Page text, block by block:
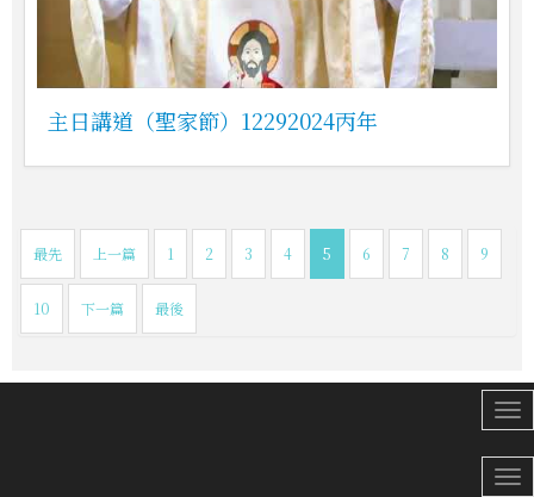
主日講道（聖家節）12292024丙年
最先 上一篇 1 2 3 4 5 6 7 8 9
10 下一篇 最後